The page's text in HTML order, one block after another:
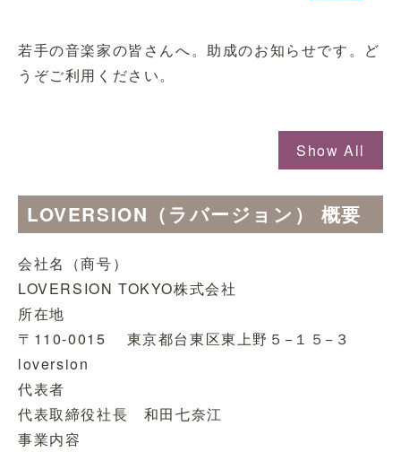
若手の音楽家の皆さんへ。助成のお知らせです。ど
うぞご利用ください。
Show All
LOVERSION（ラバージョン） 概要
会社名（商号）
LOVERSION TOKYO株式会社
所在地
〒110-0015 東京都台東区東上野５−１５−３
loversion
代表者
代表取締役社長 和田七奈江
事業内容